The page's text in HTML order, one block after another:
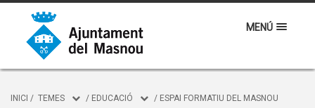
MENÚ
INICI / TEMES / EDUCACIÓ / ESPAI FORMATIU DEL MASNOU